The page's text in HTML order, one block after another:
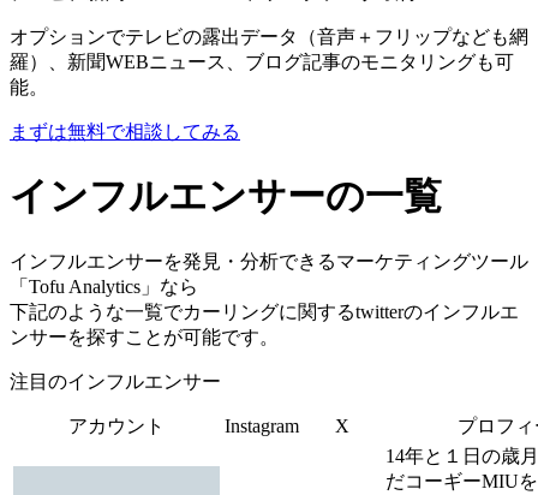
オプションでテレビの露出データ（音声＋フリップなども網
羅）、新聞WEBニュース、ブログ記事のモニタリングも可
能。
まずは無料で相談してみる
インフルエンサーの一覧
インフルエンサーを発見・分析できるマーケティングツール
「Tofu Analytics」なら
下記のような一覧でカーリングに関するtwitterのインフルエ
ンサーを探すことが可能です。
注目のインフルエンサー
アカウント Instagram X プロフ
14年と１日の歳
だコーギーMIU